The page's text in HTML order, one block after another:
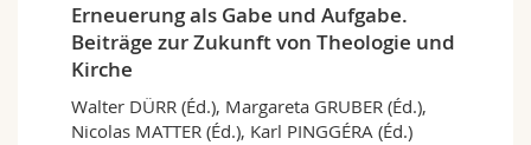
Erneuerung als Gabe und Aufgabe.
Beiträge zur Zukunft von Theologie und
Kirche
Walter DÜRR (Éd.), Margareta GRUBER (Éd.),
Nicolas MATTER (Éd.), Karl PINGGÉRA (Éd.)